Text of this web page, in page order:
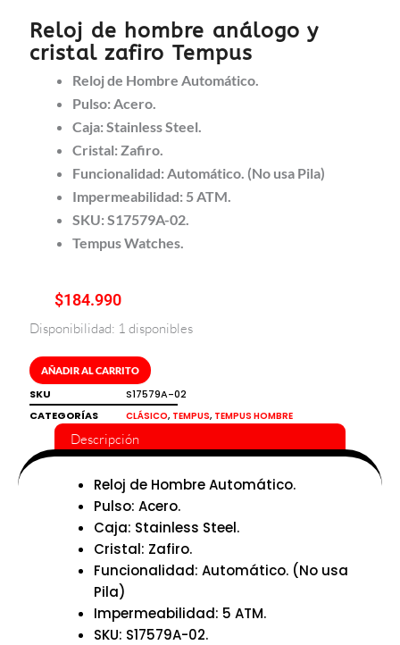
Reloj de hombre análogo y
cristal zafiro Tempus
Reloj de Hombre Automático.
Pulso: Acero.
Caja: Stainless Steel.
Cristal: Zafiro.
Funcionalidad: Automático. (No usa Pila)
Impermeabilidad: 5 ATM.
SKU: S17579A-02.
Tempus Watches.
$184.990
Disponibilidad: 1 disponibles
Reloj
hombre
análogo
y
cristal
Tempus
AÑADIR AL CARRITO
SKU
S17579A-02
CATEGORÍAS
CLÁSICO, TEMPUS, TEMPUS HOMBRE
Descripción
Reloj de Hombre Automático.
Pulso: Acero.
Caja: Stainless Steel.
Cristal: Zafiro.
Funcionalidad: Automático. (No usa
Pila)
Impermeabilidad: 5 ATM.
SKU: S17579A-02.